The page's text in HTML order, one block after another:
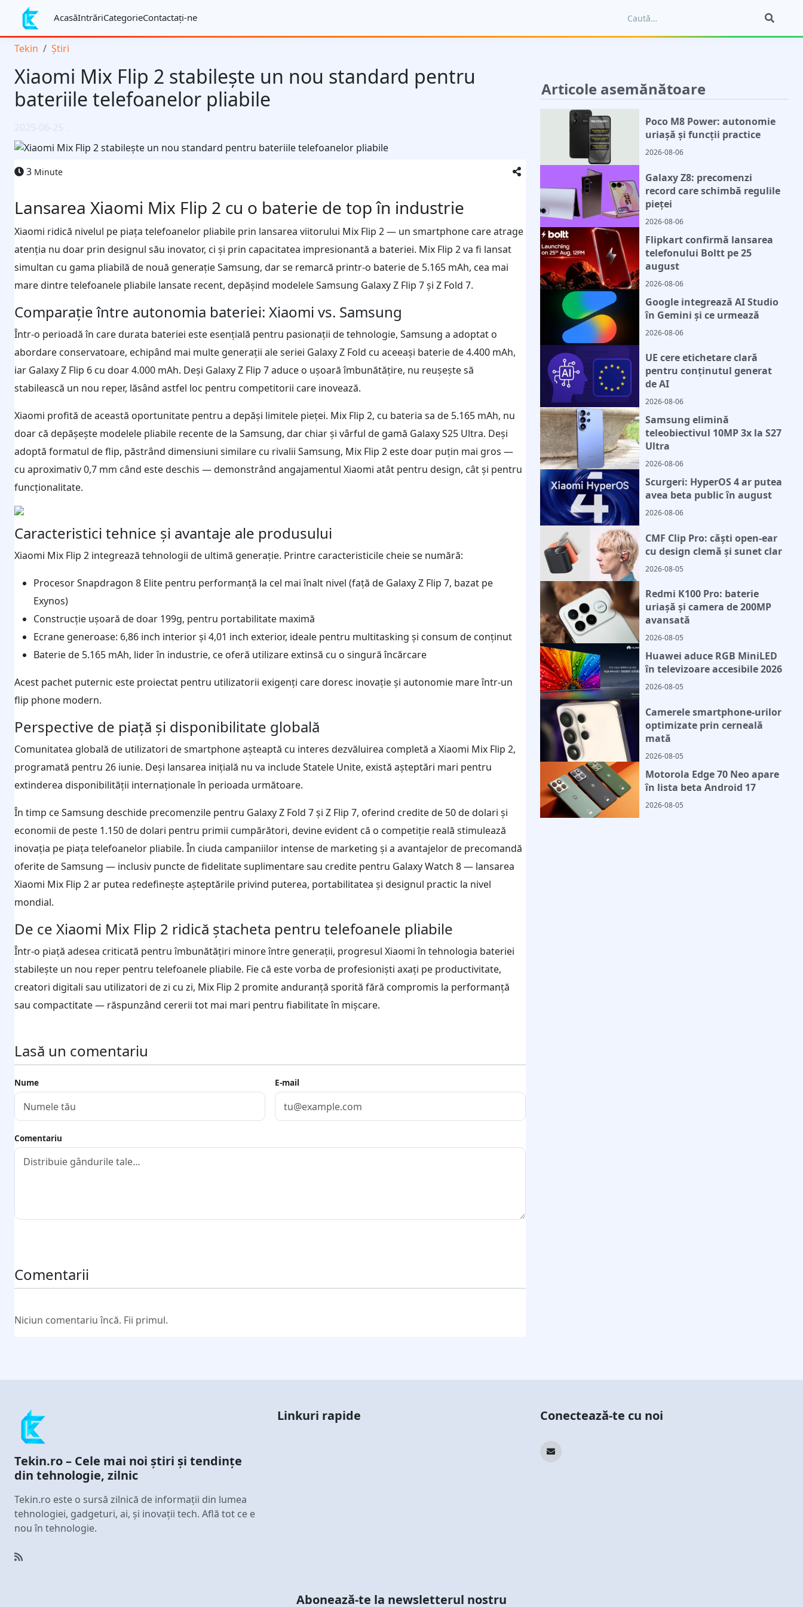
AcasăIntrăriCategorieContactaţi-ne
Tekin Știri
Xiaomi Mix Flip 2 stabilește un nou standard pentru
bateriile telefoanelor pliabile
2025-06-25 .
3 Minute
Lansarea Xiaomi Mix Flip 2 cu o baterie de top în industrie
Xiaomi ridică nivelul pe piața telefoanelor pliabile prin lansarea viitorului Mix Flip 2 — un smartphone care atrage
atenția nu doar prin designul său inovator, ci și prin capacitatea impresionantă a bateriei. Mix Flip 2 va fi lansat
simultan cu gama pliabilă de nouă generație Samsung, dar se remarcă printr-o baterie de 5.165 mAh, cea mai
mare dintre telefoanele pliabile lansate recent, depășind modelele Samsung Galaxy Z Flip 7 și Z Fold 7.
Comparație între autonomia bateriei: Xiaomi vs. Samsung
Într-o perioadă în care durata bateriei este esențială pentru pasionații de tehnologie, Samsung a adoptat o
abordare conservatoare, echipând mai multe generații ale seriei Galaxy Z Fold cu aceeași baterie de 4.400 mAh,
iar Galaxy Z Flip 6 cu doar 4.000 mAh. Deși Galaxy Z Flip 7 aduce o ușoară îmbunătățire, nu reușește să
stabilească un nou reper, lăsând astfel loc pentru competitorii care inovează.
Xiaomi profită de această oportunitate pentru a depăși limitele pieței. Mix Flip 2, cu bateria sa de 5.165 mAh, nu
doar că depășește modelele pliabile recente de la Samsung, dar chiar și vârful de gamă Galaxy S25 Ultra. Deși
adoptă formatul de flip, păstrând dimensiuni similare cu rivalii Samsung, Mix Flip 2 este doar puțin mai gros —
cu aproximativ 0,7 mm când este deschis — demonstrând angajamentul Xiaomi atât pentru design, cât și pentru
funcționalitate.
Caracteristici tehnice și avantaje ale produsului
Xiaomi Mix Flip 2 integrează tehnologii de ultimă generație. Printre caracteristicile cheie se numără:
Procesor Snapdragon 8 Elite pentru performanță la cel mai înalt nivel (față de Galaxy Z Flip 7, bazat pe
Exynos)
Construcție ușoară de doar 199g, pentru portabilitate maximă
Ecrane generoase: 6,86 inch interior și 4,01 inch exterior, ideale pentru multitasking și consum de conținut
Baterie de 5.165 mAh, lider în industrie, ce oferă utilizare extinsă cu o singură încărcare
Acest pachet puternic este proiectat pentru utilizatorii exigenți care doresc inovație și autonomie mare într-un
flip phone modern.
Perspective de piață și disponibilitate globală
Comunitatea globală de utilizatori de smartphone așteaptă cu interes dezvăluirea completă a Xiaomi Mix Flip 2,
programată pentru 26 iunie. Deși lansarea inițială nu va include Statele Unite, există așteptări mari pentru
extinderea disponibilității internaționale în perioada următoare.
În timp ce Samsung deschide precomenzile pentru Galaxy Z Fold 7 și Z Flip 7, oferind credite de 50 de dolari și
economii de peste 1.150 de dolari pentru primii cumpărători, devine evident că o competiție reală stimulează
inovația pe piața telefoanelor pliabile. În ciuda campaniilor intense de marketing și a avantajelor de precomandă
oferite de Samsung — inclusiv puncte de fidelitate suplimentare sau credite pentru Galaxy Watch 8 — lansarea
Xiaomi Mix Flip 2 ar putea redefinește așteptările privind puterea, portabilitatea și designul practic la nivel
mondial.
De ce Xiaomi Mix Flip 2 ridică ștacheta pentru telefoanele pliabile
Într-o piață adesea criticată pentru îmbunătățiri minore între generații, progresul Xiaomi în tehnologia bateriei
stabilește un nou reper pentru telefoanele pliabile. Fie că este vorba de profesioniști axați pe productivitate,
creatori digitali sau utilizatori de zi cu zi, Mix Flip 2 promite anduranță sporită fără compromis la performanță
sau compactitate — răspunzând cererii tot mai mari pentru fiabilitate în mișcare.
Lasă un comentariu
Nume E-mail
Comentariu
Comentarii
Niciun comentariu încă. Fii primul.
Articole asemănătoare
Poco M8 Power: autonomie
uriașă și funcții practice
2026-08-06
Galaxy Z8: precomenzi
record care schimbă regulile
pieței
2026-08-06
Flipkart confirmă lansarea
telefonului Boltt pe 25
august
2026-08-06
Google integrează AI Studio
în Gemini și ce urmează
2026-08-06
UE cere etichetare clară
pentru conținutul generat
de AI
2026-08-06
Samsung elimină
teleobiectivul 10MP 3x la S27
Ultra
2026-08-06
Scurgeri: HyperOS 4 ar putea
avea beta public în august
2026-08-06
CMF Clip Pro: căști open-ear
cu design clemă și sunet clar
2026-08-05
Redmi K100 Pro: baterie
uriașă și camera de 200MP
avansată
2026-08-05
Huawei aduce RGB MiniLED
în televizoare accesibile 2026
2026-08-05
Camerele smartphone-urilor
optimizate prin cerneală
mată
2026-08-05
Motorola Edge 70 Neo apare
în lista beta Android 17
2026-08-05
Tekin.ro – Cele mai noi știri și tendințe
din tehnologie, zilnic
Tekin.ro este o sursă zilnică de informații din lumea
tehnologiei, gadgeturi, ai, și inovații tech. Află tot ce e
nou în tehnologie.
Linkuri rapide Conectează-te cu noi
Abonează-te la newsletterul nostru